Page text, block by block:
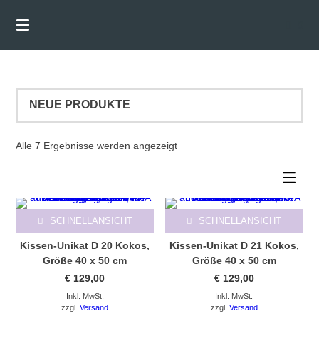
Inhalt
Alle 7 Ergebnisse werden angezeigtNach
SCHNELLANSICHT
Kissen-Unikat D 20 Kokos,
Größe 40 x 50 cm
€ 129,00
Inkl. MwSt.
zzgl.Versand
SCHNELLANSICHT
Kissen-Unikat D 21 Kokos,
Größe 40 x 50 cm
€129,00
Inkl. MwSt.
zzgl. Versand